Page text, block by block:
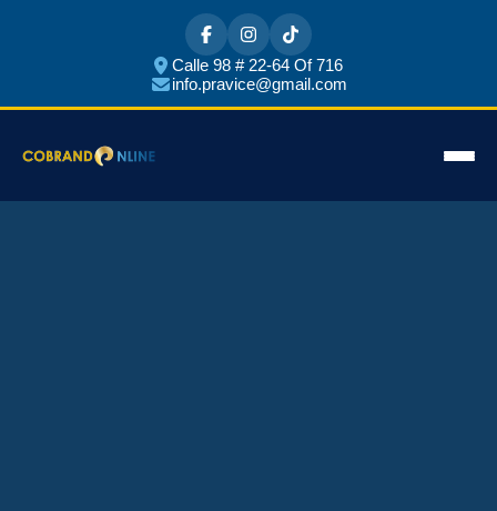
Calle 98 # 22-64 Of 716
info.pravice@gmail.com